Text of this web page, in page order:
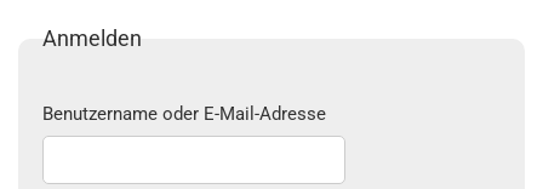
Anmelden
Benutzername oder E-Mail-Adresse